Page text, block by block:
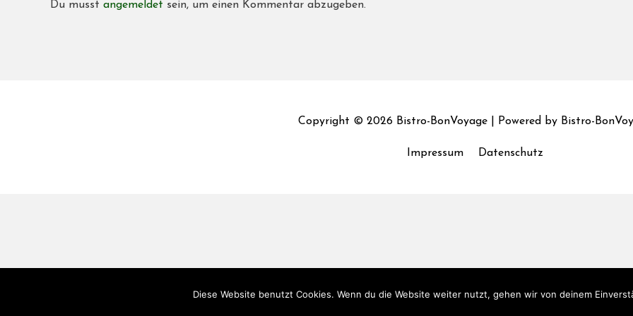
Du musst angemeldet sein, um einen Kommentar abzugeben.
Copyright © 2026 Bistro-BonVoyage| Powered by Bistro-
Impressum Datenschutz
Diese Website benutzt Cookies. Wenn du die Website weiter nutzt, gehen wir von deinem